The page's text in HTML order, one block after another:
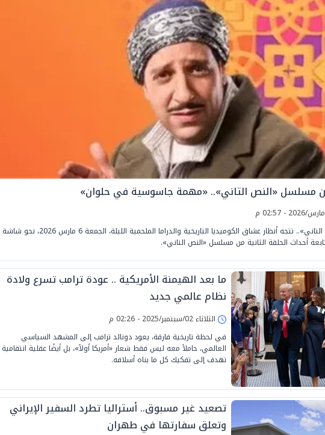
مسلسل «النص التاني».. تتجه أنظار عشاق الكوميديا التاريخية والدراما الملحمية الليلة، الجمعة 6 مارس 2026، نحو شاشة
ما بعد الهيمنة الأمريكية .. عودة ترامب تسرع ولادة
نظام عالمي جديد
الثلاثاء 02/سبتمبر/2025 - 02:26 م
في لحظة تاريخية فارقة، يعود دونالد ترامب إلى المشهد السياسي
العالمي، حاملاً معه ليس فقط شعار «أمريكا أولاً»، بل أيضًا عقلية انتقامية
تهدف إلى تفكيك كل ما بناه أسلافه.
تصعيد غير مسبوق.. أستراليا تطرد السفير الإيراني
وتعلق سفارتها في طهران